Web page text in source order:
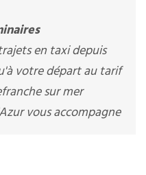
en taxi depuis
votre départ au tarif
sur mer
vous accompagne